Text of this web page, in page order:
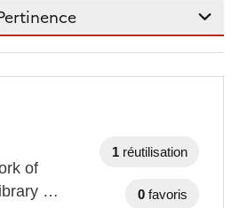
of
…
1 réutilisation
0 favoris